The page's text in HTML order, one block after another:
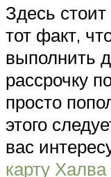
Здесь
тот факт,
выполнить
рассрочку
просто
этого
вас
карту